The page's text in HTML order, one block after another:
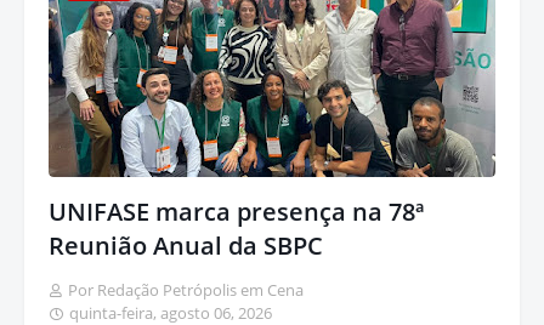
UNIFASE marca presença na 78ª
Reunião Anual da SBPC
Por Redação Petrópolis em Cena
quinta-feira, agosto 06, 2026